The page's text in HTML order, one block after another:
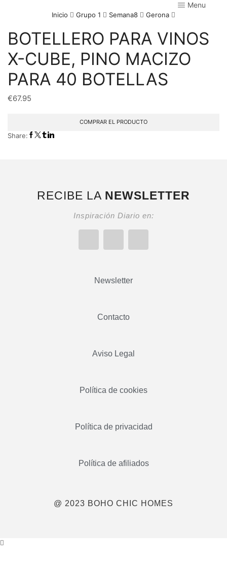
Menu
Inicio Grupo 1 Semana8 Gerona
BOTELLERO PARA VINOS
X-CUBE, PINO MACIZO
PARA 40 BOTELLAS
€67.95
COMPRAR EL PRODUCTO
Share:
RECIBE LA NEWSLETTER
Inspiración Diario en:
Newsletter
Contacto
Aviso Legal
Política de cookies
Política de privacidad
Política de afiliados
@ 2023 BOHO CHIC HOMES